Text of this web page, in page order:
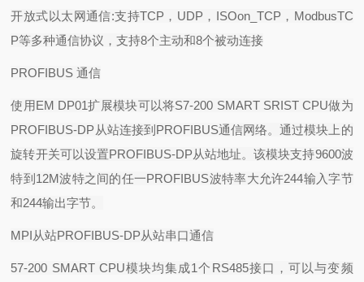
开放式以太网通信:支持TCP ， UDP， ISOon_TCP， ModbusTC
P等多种通信协议，支持8个主动和8个被动连接
PROFIBUS通信
使用EM DP01扩展模块可以将S7-200 SMART SRIST CPU做为
PROFIBUS-DP从站连接到 PROFIBUS通信网络。通过模块上的
旋转开关可以设置PROFIBUS-DP从站地址。该模块支持9600波
特到 12M波特之间的任一PROFIBUS波特率大允许244输入字节
和244输出字节。
MPI从站PROFIBUS-DP从站串口通信
57-200 SMART CPU模块均集成1个 RS485接口，可以与变频